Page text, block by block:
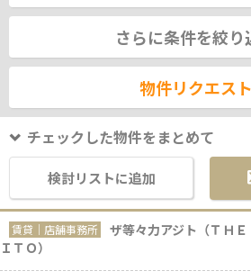
さらに条件を絞り
物件リクエスト
チェックした物件をまとめて
検討リストに追加
賃貸｜店舗事務所
ザ等々力アジト（ＴＨ
ＩＴＯ）